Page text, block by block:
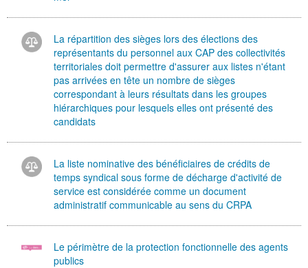
La répartition des sièges lors des élections des
représentants du personnel aux CAP des collectivités
territoriales doit permettre d'assurer aux listes n'étant
pas arrivées en tête un nombre de sièges
correspondant à leurs résultats dans les groupes
hiérarchiques pour lesquels elles ont présenté des
candidats
La liste nominative des bénéficiaires de crédits de
temps syndical sous forme de décharge d'activité de
service est considérée comme un document
administratif communicable au sens du CRPA
Le périmètre de la protection fonctionnelle des agents
publics